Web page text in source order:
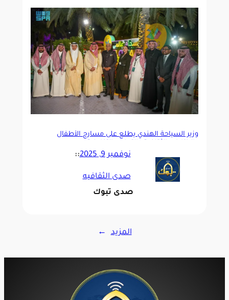
وزير السياحة الهندي يطلع على مسارح الأطفال
نوفمبر 9, 2025 ::
صدى الثقافيه
صدى تبوك
المزيد →